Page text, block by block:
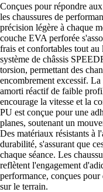
Conçues pour répondre
les chaussures de
précision légère à chaque
couche EVA perforée
frais et confortables tout au
système de châssis
torsion, permettant des
encombrement excessif.
amorti réactif de faible
encourage la vitesse et la
PU est conçue pour une
planes, soutenant un
Des matériaux résistants à
durabilité, s'assurant que
chaque séance. Les
reflètent l'engagement
performance, conçues
sur le terrain.